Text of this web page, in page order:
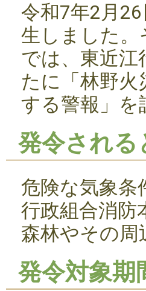
令和7年2月
生しました。
では、東近江
たに「林野火
する警報」を
発令される
危険な気象条
行政組合消防
森林やその
発令対象期